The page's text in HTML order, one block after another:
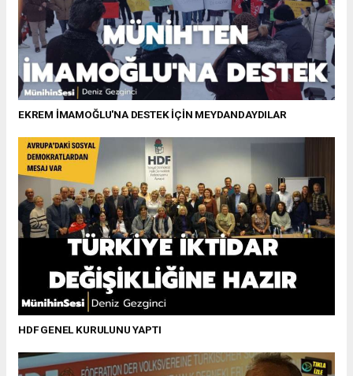
EKREM İMAMOĞLU'NA DESTEK İÇİN MEYDANDAYDILAR
HDF GENEL KURULUNU YAPTI